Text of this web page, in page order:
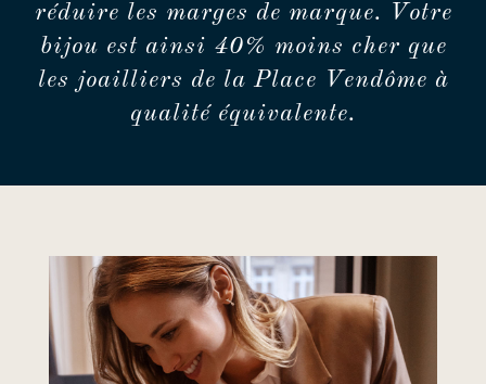
réduire les marges de marque. Votre
bijou est ainsi 40% moins cher que
les joailliers de la Place Vendôme à
qualité équivalente.